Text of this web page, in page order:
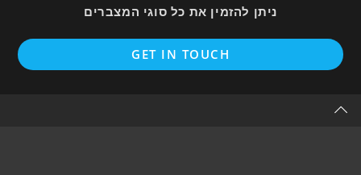
ניתן להזמין את כל סוגי המצברים
GET IN TOUCH
in